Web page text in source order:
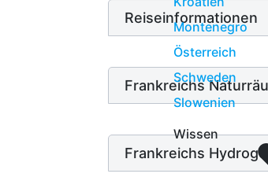
Montenegro
Österreich
Schweden
Slowenien
Wissen
Reiseinformationen
Frankreichs
Frankreichs